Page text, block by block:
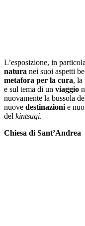
L’esposizione, in
natura nei suoi aspetti
metafora per la cura, la
e sul tema di un viaggio
nuovamente la bussola
nuove destinazioni e
del kintsugi.
Chiesa di Sant’Andrea